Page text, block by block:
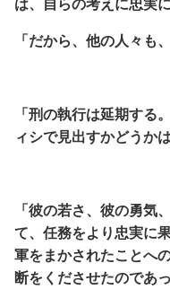
は、自らの考えに忠実
「だから、他の人々も
「刑の執行は延期する。
ィシで見出すかどうか
「彼の若さ、彼の勇気
て、 任務をより忠実に
軍をまかされたことへ
断をくださせたのであっ